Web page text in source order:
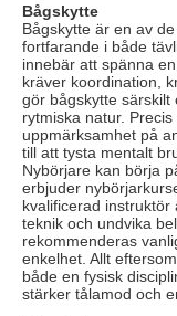
Bågskytte
Bågskytte är en av
fortfarande i både
innebär att spänna
kräver koordination,
gör bågskytte särskilt
rytmiska natur.
uppmärksamhet på
till att tysta mentalt
Nybörjare kan börja
erbjuder
kvalificerad
teknik och undvika
rekommenderas
enkelhet. Allt
både en fysisk
stärker tålamod och